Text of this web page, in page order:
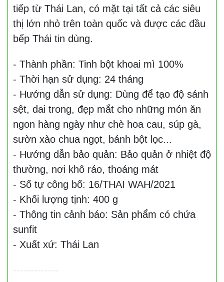
tiếp từ Thái Lan, có mặt tại tất cả các siêu
thị lớn nhỏ trên toàn quốc và được các đầu
bếp Thái tin dùng.
- Thành phần: Tinh bột khoai mì 100%
- Thời hạn sử dụng: 24 tháng
- Hướng dẫn sử dụng: Dùng để tạo độ sánh
sệt, dai trong, đẹp mắt cho những món ăn
ngon hàng ngày như chè hoa cau, súp gà,
sườn xào chua ngọt, bánh bột lọc...
- Hướng dẫn bảo quản: Bảo quản ở nhiệt độ
thường, nơi khô ráo, thoáng mát
- Số tự công bố: 16/THAI WAH/2021
- Khối lượng tịnh: 400 g
- Thông tin cảnh báo: Sản phẩm có chứa
sunfit
- Xuất xứ: Thái Lan
-------------